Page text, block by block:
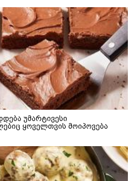
უმარტივესი
ყოველთვის მოიპოვება